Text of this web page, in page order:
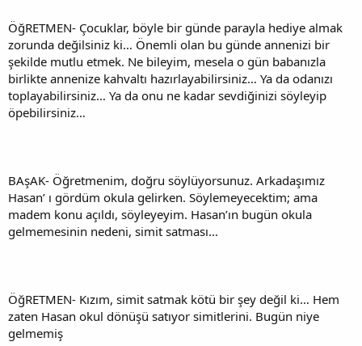
ÖğRETMEN- Çocuklar, böyle bir günde parayla hediye almak
zorunda değilsiniz ki… Önemli olan bu günde annenizi bir
şekilde mutlu etmek. Ne bileyim, mesela o gün babanızla
birlikte annenize kahvaltı hazırlayabilirsiniz… Ya da odanızı
toplayabilirsiniz… Ya da onu ne kadar sevdiğinizi söyleyip
öpebilirsiniz…
BAşAK- Öğretmenim, doğru söylüyorsunuz. Arkadaşımız
Hasan’ ı gördüm okula gelirken. Söylemeyecektim; ama
madem konu açıldı, söyleyeyim. Hasan’ın bugün okula
gelmemesinin nedeni, simit satması…
ÖğRETMEN- Kızım, simit satmak kötü bir şey değil ki… Hem
zaten Hasan okul dönüşü satıyor simitlerini. Bugün niye
gelmemiş